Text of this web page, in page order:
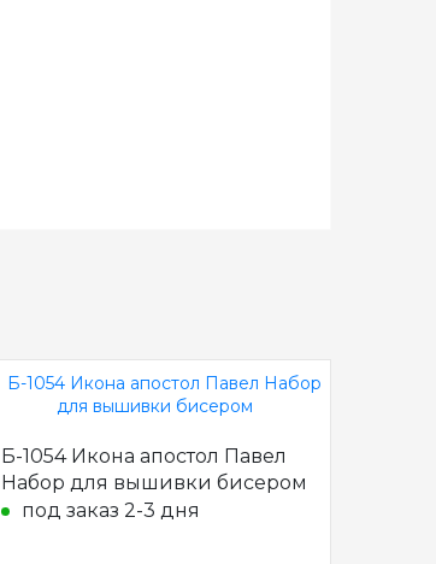
Б-1054 Икона апостол Павел
Набор для вышивки бисером
под заказ 2-3 дня